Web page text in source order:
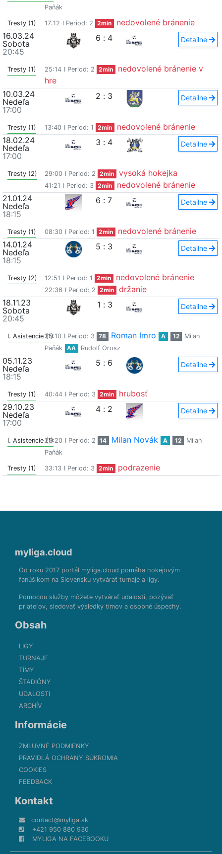
Paňák
Tresty (1) 17:12 I Period: 2 2min
nedovolené bránenie
16.03.24
Sobota
20:45
6 : 4 Detailne
Tresty (1) 25:14 I Period: 2 2min
nedovolené bránenie v
hre
10.03.24
Nedeľa
17:00
2 : 3 Detailne
Tresty (1) 13:40 I Period: 1 2min
nedovolené bránenie
18.02.24
Nedeľa
17:00
3 : 4 Detailne
Tresty (2) 29:00 I Period: 2 2min vysoká hokejka
41:21 I Period: 3 2min
nedovolené bránenie
21.01.24
Nedeľa
18:15
6 : 7 Detailne
Tresty (1) 08:30 I Period: 1 2min
nedovolené bránenie
14.01.24
Nedeľa
18:15
5 : 3 Detailne
Tresty (2) 12:51 I Period: 1 2min nedovolené bránenie
22:36 I Period: 2 2min
držanie
18.11.23
Sobota
20:45
1 : 3 Detailne
I. Asistencie (1)35:10 I Period: 3 78 Roman Imro A 12
Milan
Paňák
AA Rudolf Orosz
05.11.23
Nedeľa
18:15
5 : 6 Detailne
Tresty (1) 40:44 I Period: 3 2min
hrubosť
29.10.23
Nedeľa
17:00
4 : 2 Detailne
I. Asistencie (1)29:20 I Period: 2 14 Milan Novák A 12
Milan
Paňák
Tresty (1) 33:13 I Period: 3 2min podrazenie
myliga.cloud
Od roku 2017 portál myliga.cloud pomáha hokejovým
fanúšikom na Slovensku vytvárať turnaje a ligy.
Pomocou služby môžete vytvárať udalosti, pozývať
priateľov, sledovať výsledky tímov a osobné úspechy.
Obsah
LIGY
TURNAJE
TÍMY
ŠTADIÓNY
UDALOSTI
ARCHÍV
Informácie
ZMLUVNÉ PODMIENKY
PRAVIDLÁ OCHRANY SÚKROMIA
COOKIES
FEEDBACK
Kontakt
contact@myliga.sk
+421 950 880 936
MYLIGA NA FACEBOOKU